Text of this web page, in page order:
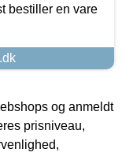
bestiller en vare
og anmeldt
prisniveau,